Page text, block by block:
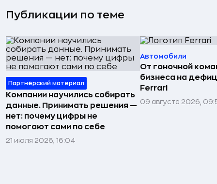
Публикации по теме
Партнёрский материал
Компании научились собирать
данные. Принимать решения —
нет: почему цифры не
помогают сами по себе
21 июля 2026, 16:04
Автомобили
От гоночной
бизнеса на
Ferrari
09 августа 2026,